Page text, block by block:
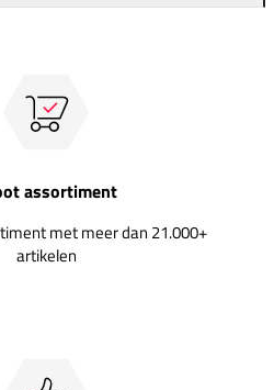
assortiment
met meer dan 21.000+
artikelen